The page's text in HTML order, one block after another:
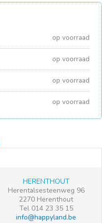
op voorraad
op voorraad
op voorraad
op voorraad
HERENTHOUT
Herentalsesteenweg 96
2270 Herenthout
Tel 014 23 35 15
info@happyland.be